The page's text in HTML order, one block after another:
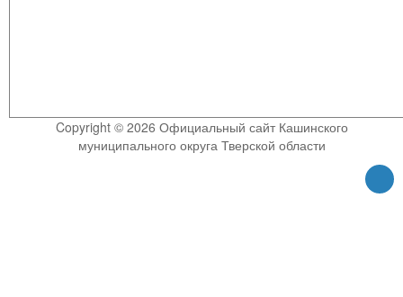
Copyright © 2026 Официальный сайт Кашинского
муниципального округа Тверской области